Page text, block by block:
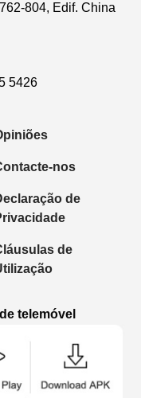
804, Edif. China
5426
nos
de
de
telemóvel